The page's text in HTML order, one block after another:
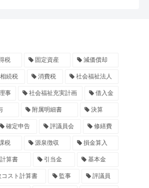
税 固定資産 減価償却
相続税 消費税 社会福祉法人
事 社会福祉充実計画 借入金
附属明細書 決算
確定申告 評議員会 修繕費
税 源泉徴収 損金算入
算書 引当金 基本金
コスト計算書 監事 評議員